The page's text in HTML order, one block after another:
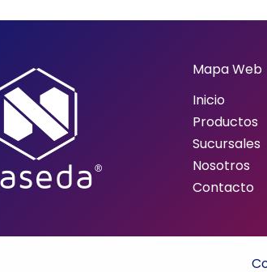
Mapa Web
Inicio
Productos
Sucursales
Nosotros
Contacto